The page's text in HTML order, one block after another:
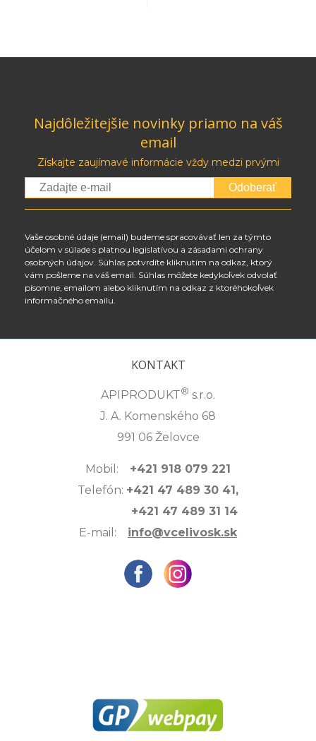
Najdôležitejšie novinky priamo na váš
email
Získajte zaujímavé informácie vždy medzi prvými
Odoberať
Vaše osobné údaje (email) budeme spracovávať len za týmto
účelom v súlade s platnou legislatívou a zásadami ochrany
osobných údajov. Súhlas potvrdíte kliknutím na odkaz, ktorý
vám pošleme na váš email. Súhlas môžete kedykoľvek odvolať
písomne, emailom alebo kliknutím na odkaz z ktoréhokoľvek
informačného emailu.
KONTAKT
APIPRODUKT® s.r.o.
J. A. Komenského 68
991 06 Želovce
Mobil: +421 918 079 221
Telefón: +421 47 489 30 41,
+421 47 489 31 14
E-mail: info@vcelivosk.sk